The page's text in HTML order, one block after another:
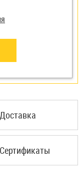
Доставка
Сертификаты